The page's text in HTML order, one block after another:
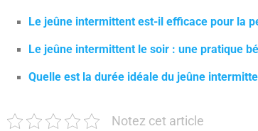
Le jeûne intermittent est-il efficace pour la
Le jeûne intermittent le soir : une pratique
Quelle est la durée idéale du jeûne
Notez cet article